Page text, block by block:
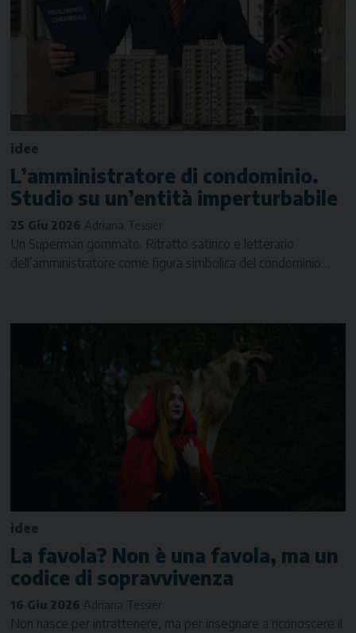
idee
L’amministratore di condominio.
Studio su un’entità imperturbabile
25 Giu 2026 Adriana Tessier
Un Superman gommato. Ritratto satirico e letterario
dell’amministratore come figura simbolica del condominio…
idee
La favola? Non è una favola, ma un
codice di sopravvivenza
16 Giu 2026 Adriana Tessier
Non nasce per intrattenere, ma per insegnare a riconoscere il